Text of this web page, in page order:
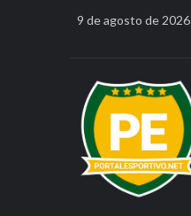
9 de agosto de 2026